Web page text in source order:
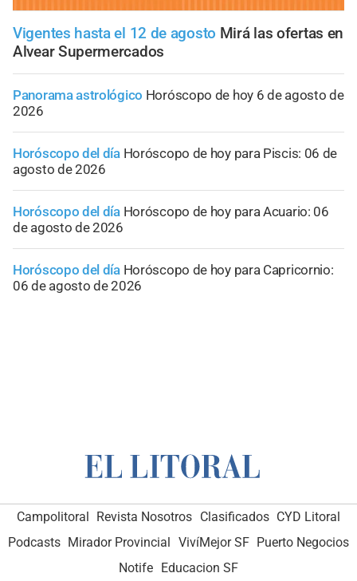
Vigentes hasta el 12 de agosto Mirá las ofertas en
Alvear Supermercados
Panorama astrológico Horóscopo de hoy 6 de agosto de
2026
Horóscopo del día Horóscopo de hoy para Piscis: 06 de
agosto de 2026
Horóscopo del día Horóscopo de hoy para Acuario: 06
de agosto de 2026
Horóscopo del día Horóscopo de hoy para Capricornio:
06 de agosto de 2026
Campolitoral Revista Nosotros Clasificados CYD Litoral
Podcasts Mirador Provincial VivíMejor SF Puerto Negocios
Notife Educacion SF